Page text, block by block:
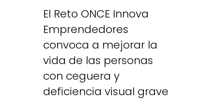
El Reto ONCE Innova
Emprendedores
convoca a mejorar la
vida de las personas
con ceguera y
deficiencia visual grave